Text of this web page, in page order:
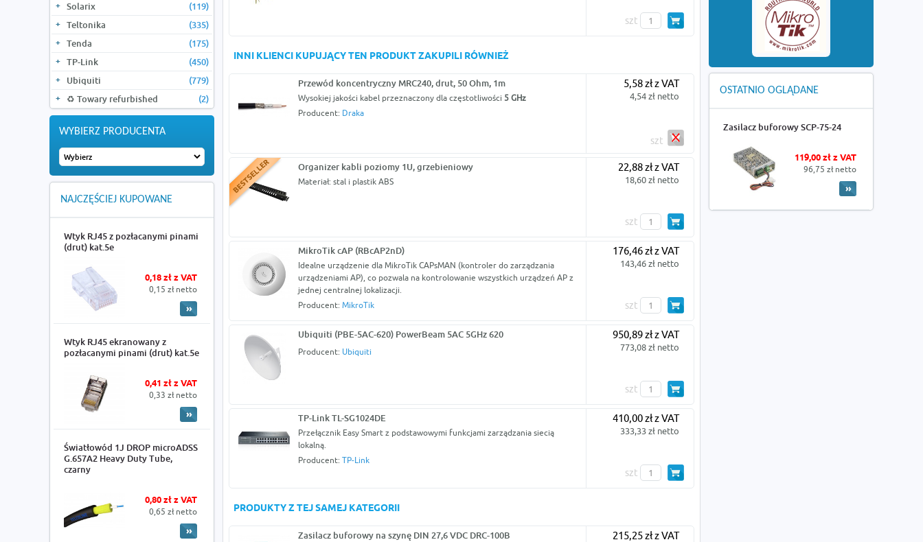
Solarix
(119)
Teltonika
(335)
Tenda
(175)
TP-Link
(450)
Ubiquiti
(779)
♻️ Towary refurbished
(2)
WYBIERZ PRODUCENTA
NAJCZĘŚCIEJ KUPOWANE
Wtyk RJ45 z pozłacanymi pinami
(drut) kat.5e
0,18 zł z VAT
0,15 zł netto
Wtyk RJ45 ekranowany z
pozłacanymi pinami (drut) kat.5e
0,41 zł z VAT
0,33 zł netto
Światłowód 1J DROP microADSS
G.657A2 Heavy Duty Tube,
czarny
0,80 zł z VAT
0,65 zł netto
szt
INNI KLIENCI KUPUJĄCY TEN PRODUKT ZAKUPILI RÓWNIEŻ
Przewód koncentryczny MRC240, drut, 50 Ohm, 1m
Wysokiej jakości kabel przeznaczony dla częstotliwości 5 GHz
Producent: Draka
5,58 zł z VAT
4,54 zł netto
szt
Organizer kabli poziomy 1U, grzebieniowy
Materiał: stal i plastik ABS
22,88 zł z VAT
18,60 zł netto
szt
MikroTik cAP (RBcAP2nD)
Idealne urządzenie dla MikroTik CAPsMAN (kontroler do zarządzania
urządzeniami AP), co pozwala na kontrolowanie wszystkich urządzeń AP z
jednej centralnej lokalizacji.
Producent: MikroTik
176,46 zł z VAT
143,46 zł netto
szt
Ubiquiti (PBE-5AC-620) PowerBeam 5AC 5GHz 620
Producent: Ubiquiti
950,89 zł z VAT
773,08 zł netto
szt
TP-Link TL-SG1024DE
Przełącznik Easy Smart z podstawowymi funkcjami zarządzania siecią
lokalną.
Producent: TP-Link
410,00 zł z VAT
333,33 zł netto
szt
PRODUKTY Z TEJ SAMEJ KATEGORII
Zasilacz buforowy na szynę DIN 27,6 VDC DRC-100B 215,25 zł z VAT
OSTATNIO OGLĄDANE
Zasilacz buforowy SCP-75-24
119,00 zł z VAT
96,75 zł netto